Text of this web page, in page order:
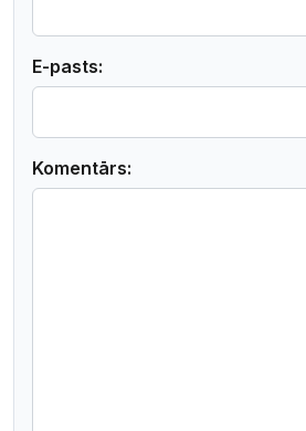
E-pasts:
Komentārs: